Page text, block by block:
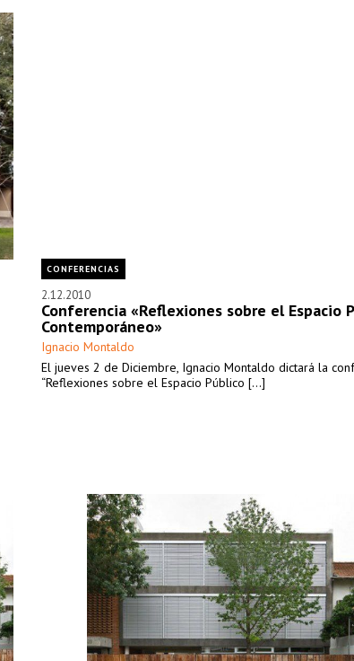
CONFERENCIAS
2.12.2010
Conferencia «Reflexiones sobre el Espacio
Contemporáneo»
Ignacio Montaldo
El jueves 2 de Diciembre, Ignacio Montaldo dictará la
“Reflexiones sobre el Espacio Público [...]